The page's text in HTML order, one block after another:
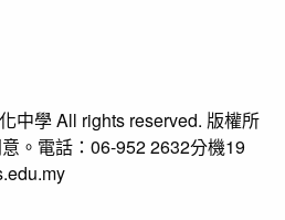
中學 All rights reserved. 版權所
。電話：06-952 2632分機19